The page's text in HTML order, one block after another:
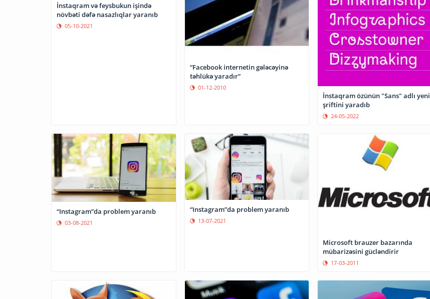
İnstaqram və feysbukun işində
növbəti dəfə nasazlıqlar yaranıb
05-10-2021
“Facebook internetin gələcəyinə
təhlükə yaradır”
01-12-2010
İnstaqram özünün "Sans" adlı yeni
24-05-2022
“Instagram”da problem yaranıb
03-08-2021
“Instagram”da problem yaranıb
13-07-2021
Microsoft brauzer bazarında
mübarizəsini gücləndirir
17-03-2011